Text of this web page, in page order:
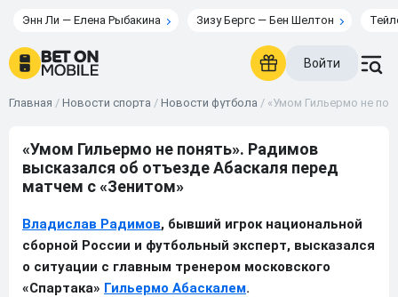
Энн Ли — Елена Рыбакина Зизу Бергс — Бен Шелтон
Войти
Главная / Новости спорта / Новости футбола / «Умом Гильермо не
«Умом Гильермо не понять». Радимов
высказался об отъезде Абаскаля перед
матчем с «Зенитом»
Владислав Радимов, бывший игрок национальной
сборной России и футбольный эксперт, высказался
о ситуации с главным тренером московского
«Спартака» Гильермо Абаскалем.